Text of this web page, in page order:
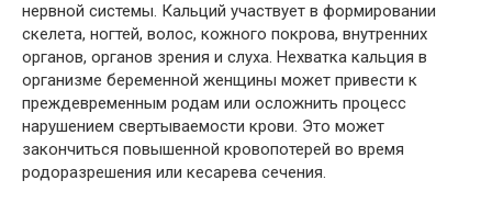
нервной системы. Кальций участвует в формировании
скелета, ногтей, волос, кожного покрова, внутренних
органов, органов зрения и слуха. Нехватка кальция в
организме беременной женщины может привести к
преждевременным родам или осложнить процесс
нарушением свертываемости крови. Это может
закончиться повышенной кровопотерей во время
родоразрешения или кесарева сечения.